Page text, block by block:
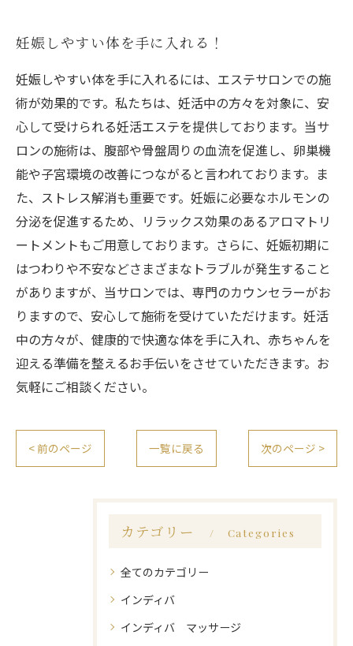
妊娠しやすい体を手に入れる！
妊娠しやすい体を手に入れるには、エステサロンでの施
術が効果的です。私たちは、妊活中の方々を対象に、安
心して受けられる妊活エステを提供しております。当サ
ロンの施術は、腹部や骨盤周りの血流を促進し、卵巣機
能や子宮環境の改善につながると言われております。ま
た、ストレス解消も重要です。妊娠に必要なホルモンの
分泌を促進するため、リラックス効果のあるアロマトリ
ートメントもご用意しております。さらに、妊娠初期に
はつわりや不安などさまざまなトラブルが発生すること
がありますが、当サロンでは、専門のカウンセラーがお
りますので、安心して施術を受けていただけます。妊活
中の方々が、健康的で快適な体を手に入れ、赤ちゃんを
迎える準備を整えるお手伝いをさせていただきます。お
気軽にご相談ください。
< 前のページ 一覧に戻る 次のページ >
カテゴリー Categories
全てのカテゴリー
インディバ
インディバ マッサージ